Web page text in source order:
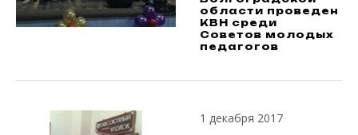
области проведен
КВН среди
Советов молодых
педагогов
1 декабря 2017